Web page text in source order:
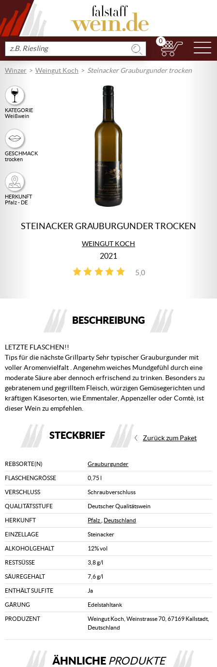
Produkt
suchen
0
Winzer Weingut Koch Steinacker Grauburgunder trocken
KATEGORIE
Weißwein
GESCHMACK
trocken
HERKUNFT
Pfalz - DE
STEINACKER GRAUBURGUNDER TROCKEN
WEINGUT KOCH
2021
5,0
2
BESCHREIBUNG
LETZTE FLASCHEN!!
Tips für die nächste Grillparty Sehr typischer Grauburgunder mit
voller Aromenvielfalt . Angenehm weiches Mundgefühl durch eine
moderate Säure aber dennoch erfrischend zu trinken. Besonders zu
gebratenem und gegrilltem Fleisch, würzigen Gemüsegerichten und
kräftigen Käsesorten, wie Emmentaler, Appenzeller oder Comtè, ist
dieser Wein zu empfehlen.
STECKBRIEF Zurück zum Paket
REBSORTE(N) Grauburgunder
FLASCHENGRÖSSE 0,75 l
VERSCHLUSS Schraubverschluss
QUALITÄTSSTUFE Deutscher Qualitätswein
HERKUNFT Pfalz Deutschland
EINZELLAGE Steinacker
ALKOHOLGEHALT 12% vol
RESTSÜSSE 3,8 g/l
SÄUREGEHALT 7,6 g/l
ENTHÄLT SULFITE Ja
GÄRUNG Edelstahltank
PRODUZENT
Weingut Koch, Weinstrasse 70, 67169 Kallstadt,
Deutschland
ÄHNLICHE PRODUKTE